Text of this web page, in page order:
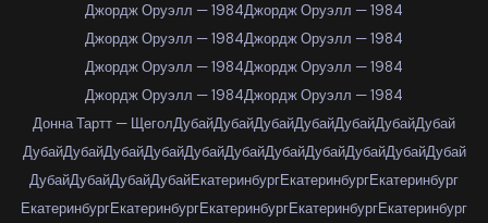
Джордж Оруэлл — 1984Джордж Оруэлл — 1984
Джордж Оруэлл — 1984Джордж Оруэлл — 1984
Джордж Оруэлл — 1984Джордж Оруэлл — 1984
Джордж Оруэлл — 1984Джордж Оруэлл — 1984
Донна Тартт — ЩеголДубайДубайДубайДубайДубайДубайДубай
ДубайДубайДубайДубайДубайДубайДубайДубайДубайДубайДубай
ДубайДубайДубайДубайЕкатеринбургЕкатеринбургЕкатеринбург
ЕкатеринбургЕкатеринбургЕкатеринбургЕкатеринбургЕкатеринбург